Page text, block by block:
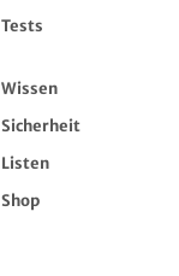
Tests
Wissen
Sicherheit
Listen
Shop